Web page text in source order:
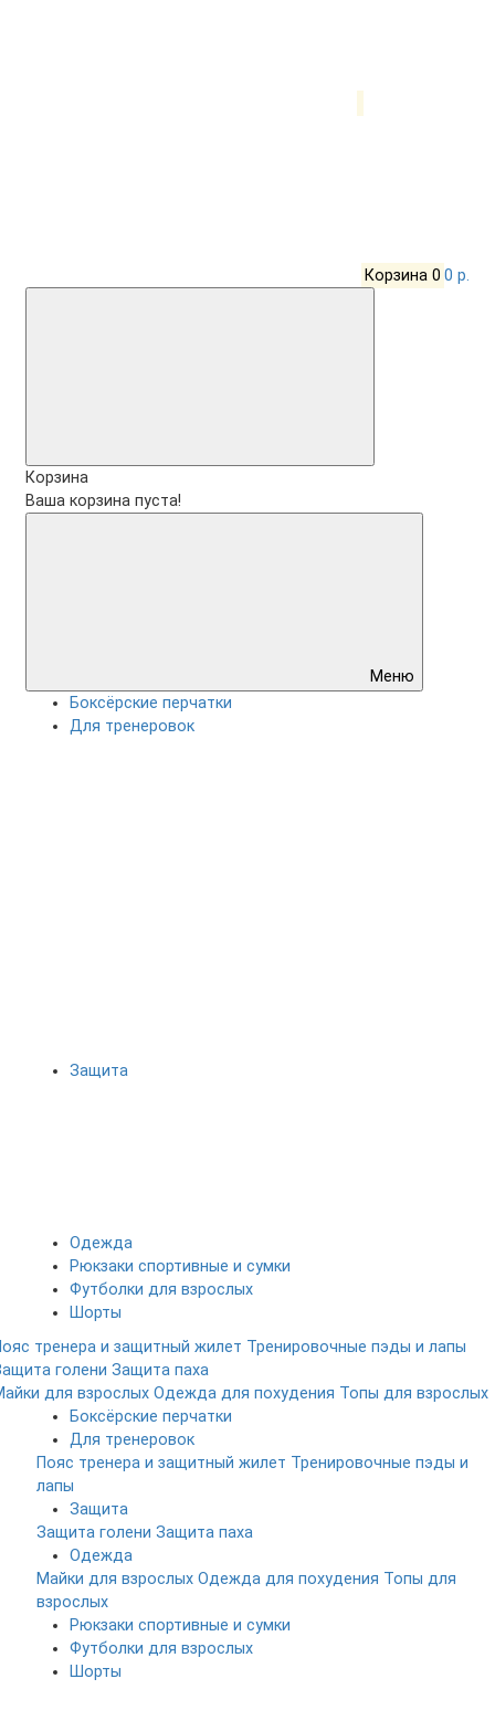
Корзина 0 0 р.
Корзина
Ваша корзина пуста!
Меню
Боксёрские перчатки
Для тренеровок
Защита
Одежда
Рюкзаки спортивные и сумки
Футболки для взрослых
Шорты
тренера и защитный жилет Тренировочные пэды и лапы
голени Защита паха
для взрослых Одежда для похудения Топы для взрослых
Боксёрские перчатки
Для тренеровок
Пояс тренера и защитный жилет Тренировочные пэды и
лапы
Защита
Защита голени Защита паха
Одежда
Майки для взрослых Одежда для похудения Топы для
взрослых
Рюкзаки спортивные и сумки
Футболки для взрослых
Шорты